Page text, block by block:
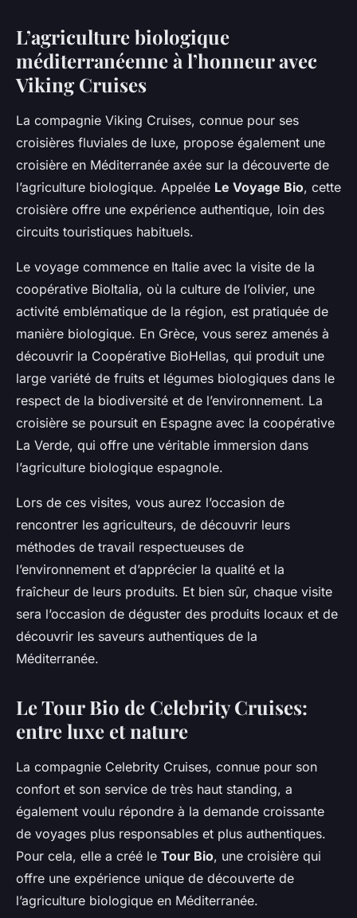
L’agriculture biologique
méditerranéenne à l’honneur avec
Viking Cruises
La compagnie Viking Cruises, connue pour ses
croisières fluviales de luxe, propose également une
croisière en Méditerranée axée sur la découverte de
l’agriculture biologique. Appelée Le Voyage Bio, cette
croisière offre une expérience authentique, loin des
circuits touristiques habituels.
Le voyage commence en Italie avec la visite de la
coopérative BioItalia, où la culture de l’olivier, une
activité emblématique de la région, est pratiquée de
manière biologique. En Grèce, vous serez amenés à
découvrir la Coopérative BioHellas, qui produit une
large variété de fruits et légumes biologiques dans le
respect de la biodiversité et de l’environnement. La
croisière se poursuit en Espagne avec la coopérative
La Verde, qui offre une véritable immersion dans
l’agriculture biologique espagnole.
Lors de ces visites, vous aurez l’occasion de
rencontrer les agriculteurs, de découvrir leurs
méthodes de travail respectueuses de
l’environnement et d’apprécier la qualité et la
fraîcheur de leurs produits. Et bien sûr, chaque visite
sera l’occasion de déguster des produits locaux et de
découvrir les saveurs authentiques de la
Méditerranée.
Le Tour Bio de Celebrity Cruises:
entre luxe et nature
La compagnie Celebrity Cruises, connue pour son
confort et son service de très haut standing, a
également voulu répondre à la demande croissante
de voyages plus responsables et plus authentiques.
Pour cela, elle a créé le Tour Bio, une croisière qui
offre une expérience unique de découverte de
l’agriculture biologique en Méditerranée.